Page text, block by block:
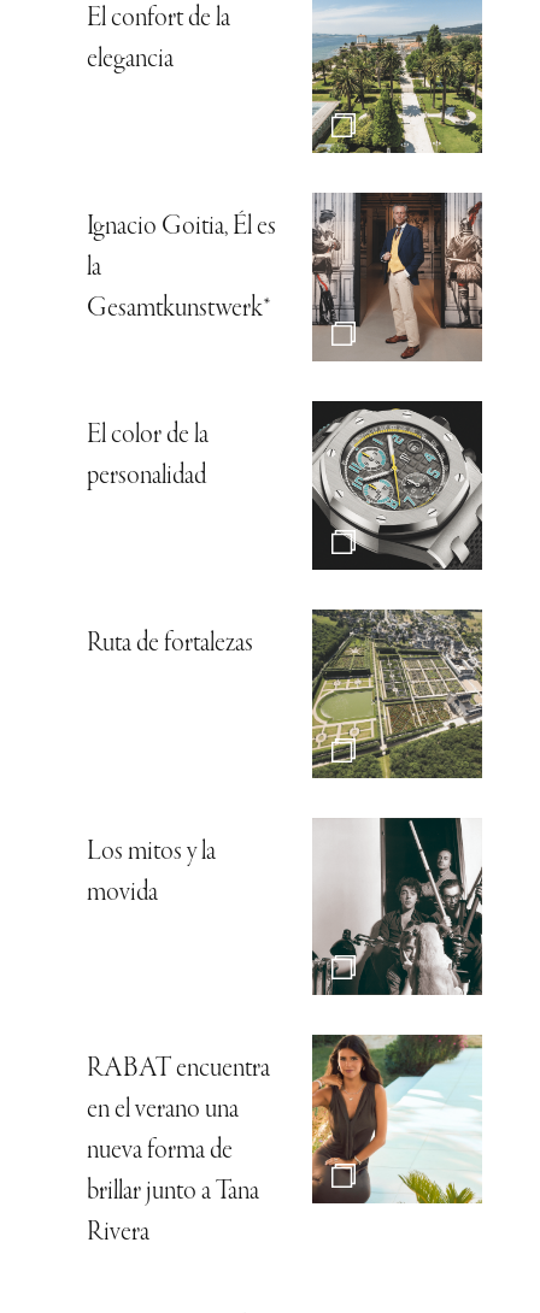
El confort de la
elegancia
Ignacio Goitia, Él es
la
Gesamtkunstwerk*
El color de la
personalidad
Ruta de fortalezas
Los mitos y la
movida
RABAT encuentra
en el verano una
nueva forma de
brillar junto a Tana
Rivera